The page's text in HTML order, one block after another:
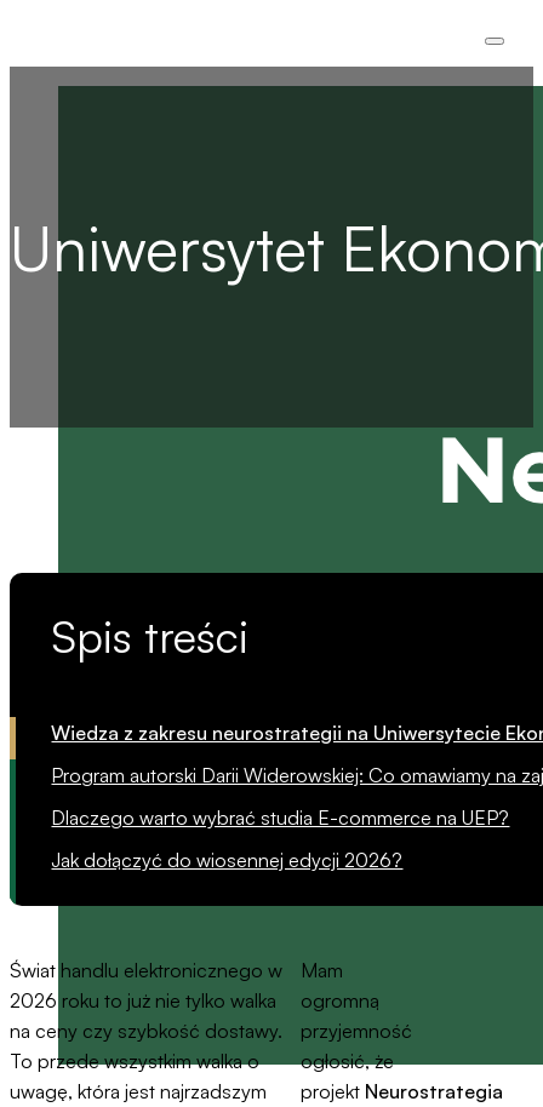
Uniwersytet
Spis treści
Wiedza z zakresu neurostrategii na Uniwersytecie
Program autorski Darii Widerowskiej: Co omawiamy na
Dlaczego warto wybrać studia E-commerce na UEP?
Jak dołączyć do wiosennej edycji 2026?
Świat handlu elektronicznego w
2026 roku to już nie tylko walka
na ceny czy szybkość dostawy.
To przede wszystkim walka o
uwagę, która jest najrzadszym
Mam
ogromną
przyjemność
ogłosić, że
projekt Neurostrategia